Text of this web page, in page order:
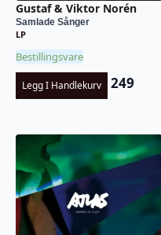
Gustaf & Viktor Norén
Samlade Sånger
LP
Bestillingsvare
Legg I Handlekurv 249